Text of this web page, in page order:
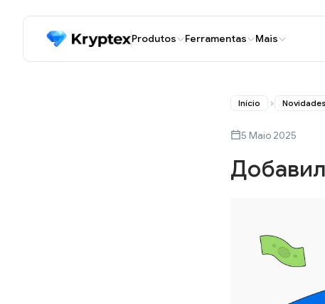
Produtos Ferramentas Mais
Início Novidades
5 Maio 2025